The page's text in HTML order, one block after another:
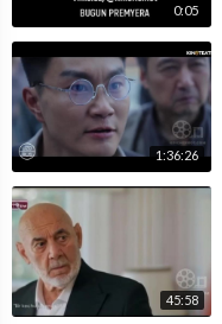
0:05
1:36:26
45:58